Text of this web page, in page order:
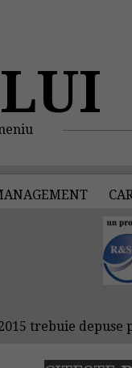
trebuie depuse